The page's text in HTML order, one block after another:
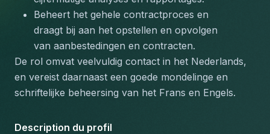
Beheert het gehele contractproces en
draagt bij aan het opstellen en opvolgen
van aanbestedingen en contracten.
De rol omvat veelvuldig contact in het Nederlands,
en vereist daarnaast een goede mondelinge en
schriftelijke beheersing van het Frans en Engels.
Description du profil